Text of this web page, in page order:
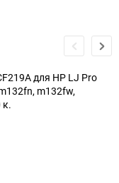
для HP LJ Pro
к.